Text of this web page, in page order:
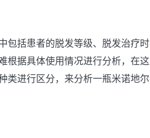
包括患者的脱发等级、脱发治疗
根据具体使用情况进行分析，在
类进行区分，来分析一瓶米诺地